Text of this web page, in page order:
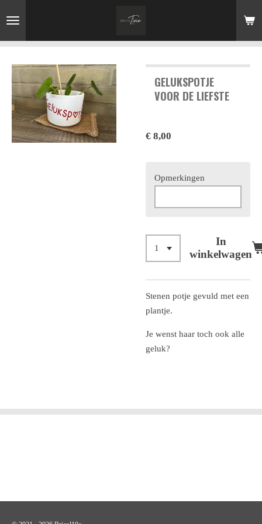
direct
naar
hoofdinhoud
GELUKSPOTJE
VOOR DE LIEFSTE
€ 8,00
Opmerkingen
In
winkelwagen
Stenen potje gevuld met een
plantje.
Je wenst haar toch ook alle
geluk?